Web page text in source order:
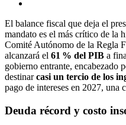
El balance fiscal que deja el
mandato es el más crítico de la
Comité Autónomo de la Regla
alcanzará el 61 % del PIB a
gobierno entrante, encabezado
destinarcasi un tercio de los
pago de intereses en 2027, una
Deuda récord y costo